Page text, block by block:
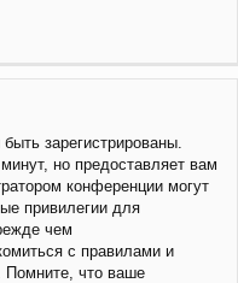
зарегистрированы.
но предоставляет вам
конференции могут
привилегии для
чем
с правилами и
Помните, что ваше